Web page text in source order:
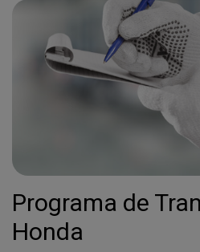
Programa de
Honda